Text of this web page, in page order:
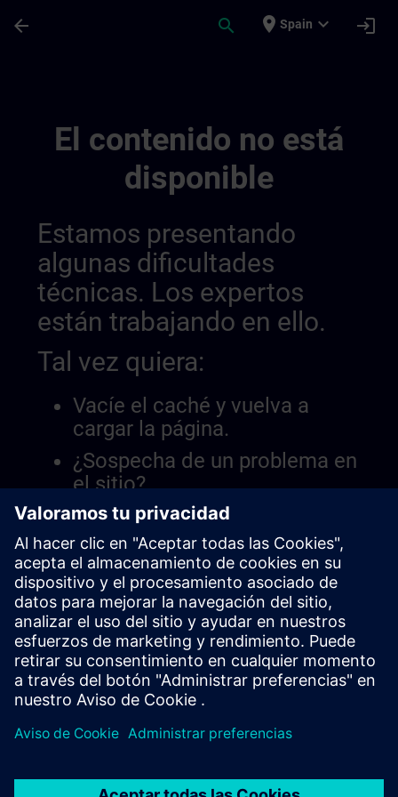
arrow_back search place Spain expand_more login
El contenido no está
disponible
Estamos presentando
algunas dificultades
técnicas. Los expertos
están trabajando en ello.
Tal vez quiera:
Vacíe el caché y vuelva a
cargar la página.
¿Sospecha de un problema en
el sitio?